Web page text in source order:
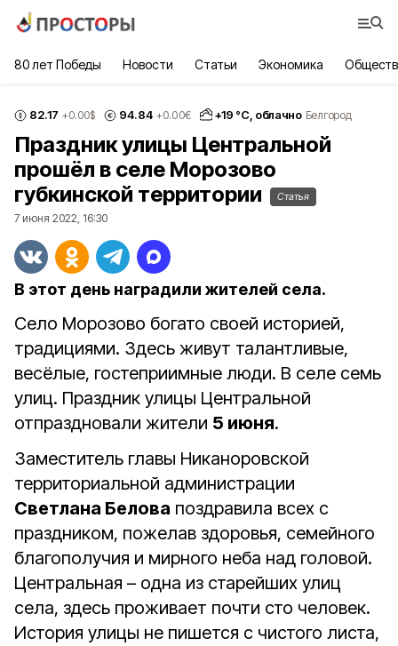
80 лет Победы Новости Статьи Экономика
82.17 +0.00$ 94.84 +0.00€ +19 °С, облачно Белгород
Праздник улицы Центральной
прошёл в селе Морозово
губкинской территории
Статья
7 июня 2022, 16:30
В этот день наградили жителей села.
Село Морозово богато своей историей,
традициями. Здесь живут талантливые,
весёлые, гостеприимные люди. В селе семь
улиц. Праздник улицы Центральной
отпраздновали жители 5 июня.
Заместитель главы Никаноровской
территориальной администрации
Светлана Белова поздравила всех с
праздником, пожелав здоровья, семейного
благополучия и мирного неба над головой.
Центральная – одна из старейших улиц
села, здесь проживает почти сто человек.
История улицы не пишется с чистого листа,